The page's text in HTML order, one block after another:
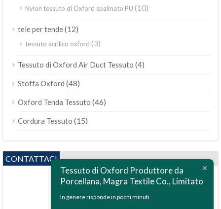
Nylon tessuto di Oxford spalmato PU (10)
tele per tende(12)
tessuto acrilico oxford (3)
Tessuto di Oxford Air Duct Tessuto (4)
Stoffa Oxford (48)
Oxford Tenda Tessuto (46)
Cordura Tessuto (15)
CONTATTACI
Tessuto di Oxford Produttore da
Porcellana, Magra Textile Co., Limitato
In genere risponde in pochi minuti